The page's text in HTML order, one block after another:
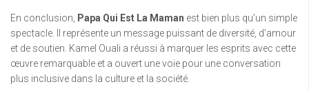
En conclusion, Papa Qui Est La Maman est bien plus qu’un simple
spectacle. Il représente un message puissant de diversité, d’amour
et de soutien. Kamel Ouali a réussi à marquer les esprits avec cette
œuvre remarquable et a ouvert une voie pour une conversation
plus inclusive dans la culture et la société.